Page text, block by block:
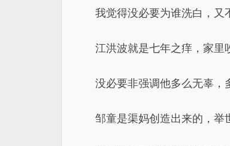
我觉得没必要为谁洗白，又
江洪波就是七年之痒，家里
没必要非强调他多么无辜，
邹童是渠妈创造出来的，举